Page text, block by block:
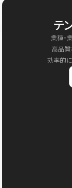
テ
業種・
高品質
効率的に